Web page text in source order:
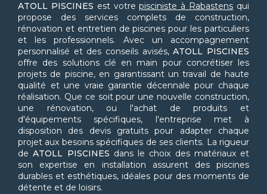
ATOLL PISCINES est votrepisciniste à Rabastens qui
propose des services complets de construction,
rénovation et entretien de piscines pour les particuliers
et les professionnels. Avec un accompagnement
personnalisé et des conseils avisés,ATOLL PISCINES
offre des solutions clé en main pour concrétiser les
projets de piscine, en garantissant un travail de haute
qualité et une vraie garantie décennale pour chaque
réalisation. Que ce soit pour une nouvelle construction,
une rénovation, ou l'achat de produits et
d'équipements spécifiques, l'entreprise met à
disposition des devis gratuits pour adapter chaque
projet aux besoins spécifiques de ses clients. La rigueur
deATOLL PISCINES dans le choix des matériaux et
son expertise en installation assurent des piscines
durables et esthétiques, idéales pour des moments de
détente et de loisirs.